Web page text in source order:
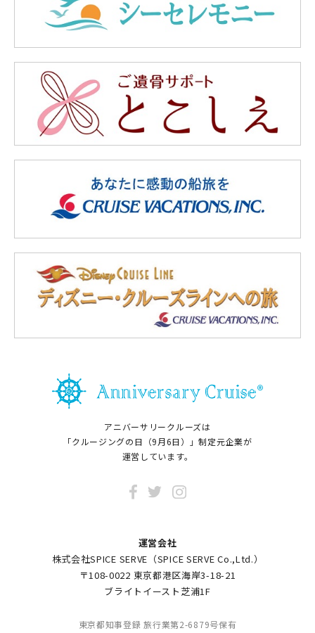
アニバーサリークルーズは
「クルージングの日（9月6日）」制定元企業が
運営しています。
運営会社
株式会社SPICE SERVE（SPICE SERVE Co.,Ltd.）
〒108-0022 東京都港区海岸3-18-21
ブライトイースト芝浦1F
東京都知事登録 旅行業第2-6879号保有